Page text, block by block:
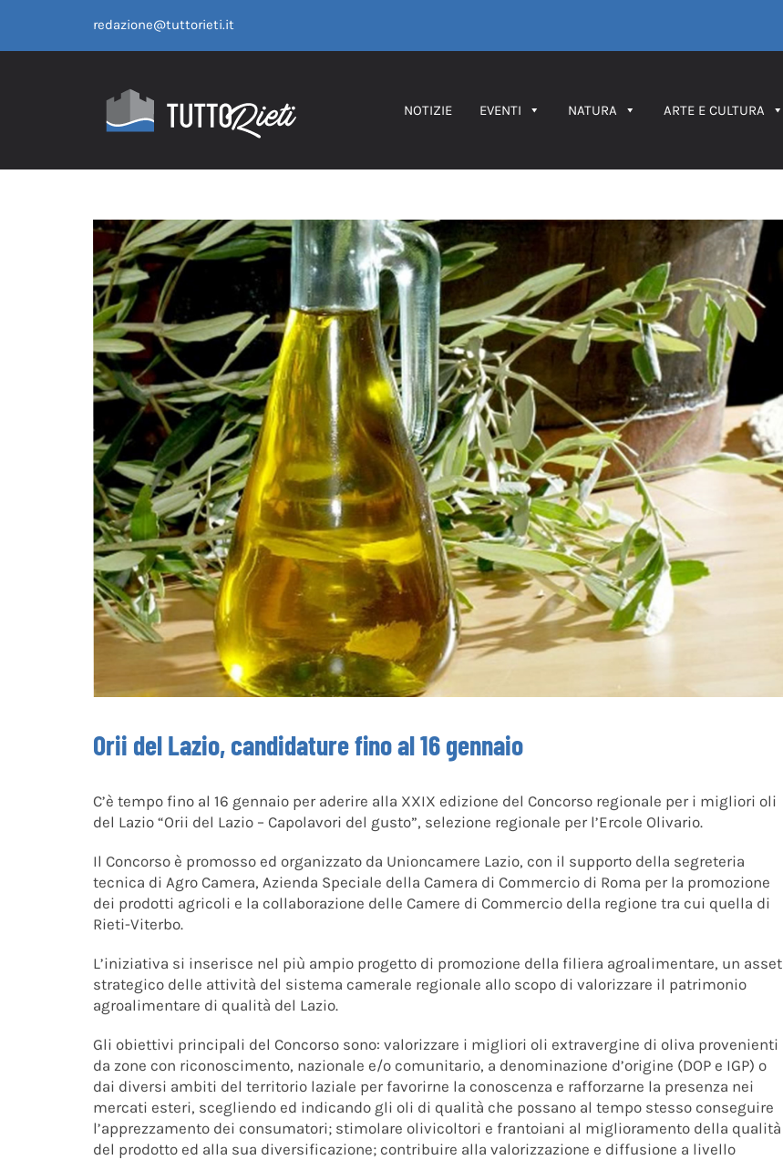
contenuto
redazione@tuttorieti.it
NOTIZIE EVENTI NATURA ARTE E CULTURA
Orii del Lazio, candidature fino al 16 gennaio
C’è tempo fino al 16 gennaio per aderire alla XXIX edizione del Concorso regionale per i migliori oli
del Lazio “Orii del Lazio – Capolavori del gusto”, selezione regionale per l’Ercole Olivario.
Il Concorso è promosso ed organizzato da Unioncamere Lazio, con il supporto della segreteria
tecnica di Agro Camera, Azienda Speciale della Camera di Commercio di Roma per la promozione
dei prodotti agricoli e la collaborazione delle Camere di Commercio della regione tra cui quella di
Rieti-Viterbo.
L’iniziativa si inserisce nel più ampio progetto di promozione della filiera agroalimentare, un asset
strategico delle attività del sistema camerale regionale allo scopo di valorizzare il patrimonio
agroalimentare di qualità del Lazio.
Gli obiettivi principali del Concorso sono: valorizzare i migliori oli extravergine di oliva provenienti
da zone con riconoscimento, nazionale e/o comunitario, a denominazione d’origine (DOP e IGP) o
dai diversi ambiti del territorio laziale per favorirne la conoscenza e rafforzarne la presenza nei
mercati esteri, scegliendo ed indicando gli oli di qualità che possano al tempo stesso conseguire
l’apprezzamento dei consumatori; stimolare olivicoltori e frantoiani al miglioramento della qualità
del prodotto ed alla sua diversificazione; contribuire alla valorizzazione e diffusione a livello